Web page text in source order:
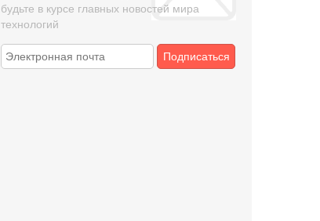
будьте в курсе главных новостей мира
технологий
Подписаться